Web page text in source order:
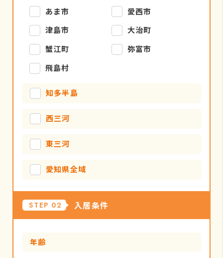
あま市
愛西市
津島市
大治町
蟹江町
弥富市
飛島村
知多半島
西三河
東三河
愛知県全域
STEP 02 入居条件
年齢